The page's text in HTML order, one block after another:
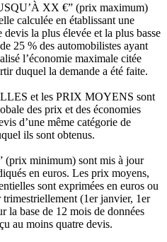
XX €” (prix maximum)
calculée en établissant une
la plus élevée et la plus basse
25 % des automobilistes ayant
l’économie maximale citée
duquel la demande a été faite.
et les PRIX MOYENS sont
des prix et des économies
d’une même catégorie de
ils sont obtenus.
minimum) sont mis à jour
en euros. Les prix moyens,
sont exprimées en euros ou
(1er janvier, 1er
la base de 12 mois de données
au moins quatre devis.